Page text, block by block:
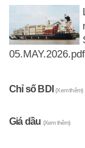
05.MAY.2026.pdf
Chỉ số BDI(Xem thêm)
Giá dầu (Xem thêm)